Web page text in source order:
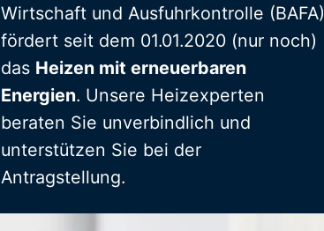
Wirtschaft und Ausfuhrkontrolle (BAFA)
fördert seit dem 01.01.2020 (nur noch)
das Heizen mit erneuerbaren
Energien. Unsere Heizexperten
beraten Sie unverbindlich und
unterstützen Sie bei der
Antragstellung.